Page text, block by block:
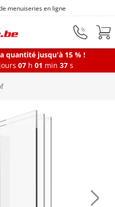
principal
Fenêtres sur mesure depuis 1872
quantité jusqu'à 15 % !
jours 07 h 01 min 36 s